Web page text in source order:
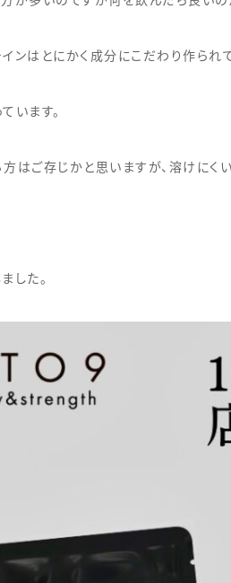
ンはとにかく成分にこだわり作られて
います。
はご存じかと思いますが、溶けにく
した。